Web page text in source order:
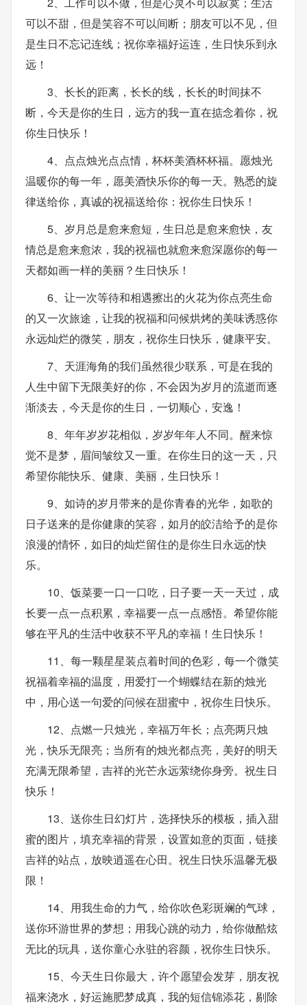
可以不甜，但是笑容不可以间断；朋友可以不见，但
是生日不忘记连线；祝你幸福好运连，生日快乐到永
远！
3、长长的距离，长长的线，长长的时间抹不
断，今天是你的生日，远方的我一直在掂念着你，祝
你生日快乐！
4、点点烛光点点情，杯杯美酒杯杯福。愿烛光
温暖你的每一年，愿美酒快乐你的每一天。熟悉的旋
律送给你，真诚的祝福送给你：祝你生日快乐！
5、岁月总是愈来愈短，生日总是愈来愈快，友
情总是愈来愈浓，我的祝福也就愈来愈深愿你的每一
天都如画一样的美丽？生日快乐！
6、让一次等待和相遇擦出的火花为你点亮生命
的又一次旅途，让我的祝福和问候烘烤的美味诱惑你
永远灿烂的微笑，朋友，祝你生日快乐，健康平安。
7、天涯海角的我们虽然很少联系，可是在我的
人生中留下无限美好的你，不会因为岁月的流逝而逐
渐淡去，今天是你的生日，一切顺心，安逸！
8、年年岁岁花相似，岁岁年年人不同。醒来惊
觉不是梦，眉间皱纹又一重。在你生日的这一天，只
希望你能快乐、健康、美丽，生日快乐！
9、如诗的岁月带来的是你青春的光华，如歌的
日子送来的是你健康的笑容，如月的皎洁给予的是你
浪漫的情怀，如日的灿烂留住的是你生日永远的快
乐。
10、饭菜要一口一口吃，日子要一天一天过，成
长要一点一点积累，幸福要一点一点感悟。希望你能
够在平凡的生活中收获不平凡的幸福！生日快乐！
11、每一颗星星装点着时间的色彩，每一个微笑
祝福着幸福的温度，用爱打一个蝴蝶结在新的烛光
中，用心送一句爱的问候在甜蜜中，祝你生日快乐。
12、点燃一只烛光，幸福万年长；点亮两只烛
光，快乐无限亮；当所有的烛光都点亮，美好的明天
充满无限希望，吉祥的光芒永远萦绕你身旁。祝生日
快乐！
13、送你生日幻灯片，选择快乐的模板，插入甜
蜜的图片，填充幸福的背景，设置如意的页面，链接
吉祥的站点，放映逍遥在心田。祝生日快乐温馨无极
限！
14、用我生命的力气，给你吹色彩斑斓的气球，
送你环游世界的梦想；用我心跳的动力，给你做酷炫
无比的玩具，送你童心永驻的容颜，祝你生日快乐。
15、今天生日你最大，许个愿望会发芽，朋友祝
福来浇水，好运施肥梦成真，我的短信锦添花，剔除